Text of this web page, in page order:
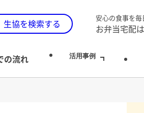
生協を検索する 安心の食事を毎
お弁当宅配
の流れ 活用事例